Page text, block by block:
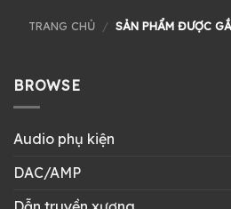
TRANG CHỦ / SẢN PHẨM ĐƯỢC
BROWSE
Audio phụ kiện
DAC/AMP